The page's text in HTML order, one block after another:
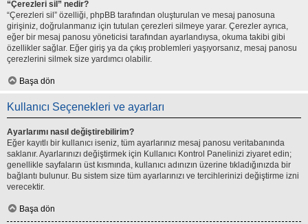
“Çerezleri sil” nedir?
“Çerezleri sil” özelliği, phpBB tarafından oluşturulan ve mesaj panosuna
girişiniz, doğrulanmanız için tutulan çerezleri silmeye yarar. Çerezler ayrıca,
eğer bir mesaj panosu yöneticisi tarafından ayarlandıysa, okuma takibi gibi
özellikler sağlar. Eğer giriş ya da çıkış problemleri yaşıyorsanız, mesaj panosu
çerezlerini silmek size yardımcı olabilir.
Başa dön
Kullanıcı Seçenekleri ve ayarları
Ayarlarımı nasıl değiştirebilirim?
Eğer kayıtlı bir kullanıcı iseniz, tüm ayarlarınız mesaj panosu veritabanında
saklanır. Ayarlarınızı değiştirmek için Kullanıcı Kontrol Panelinizi ziyaret edin;
genellikle sayfaların üst kısmında, kullanıcı adınızın üzerine tıkladığınızda bir
bağlantı bulunur. Bu sistem size tüm ayarlarınızı ve tercihlerinizi değiştirme izni
verecektir.
Başa dön